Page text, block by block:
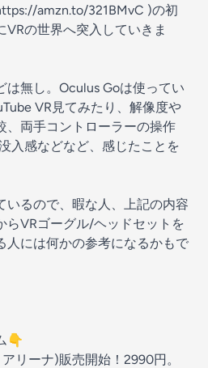
amzn.to/321BMvC )の初
の世界へ突入していきま
は無し。Oculus Goは使ってい
VR見てみたり、解像度や
、両手コントローラーの操作
入感などなど、感じたことを
いるので、暇な人、上記の内容
らVRゴーグル/ヘッドセットを
人には何かの参考になるかもで
👇
リーナ)販売開始！2990円。